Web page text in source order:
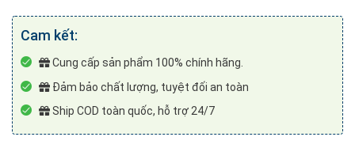
Cam kết:
Cung cấp sản phẩm 100% chính hãng.
Đảm bảo chất lượng, tuyệt đối an toàn
Ship COD toàn quốc, hỗ trợ 24/7